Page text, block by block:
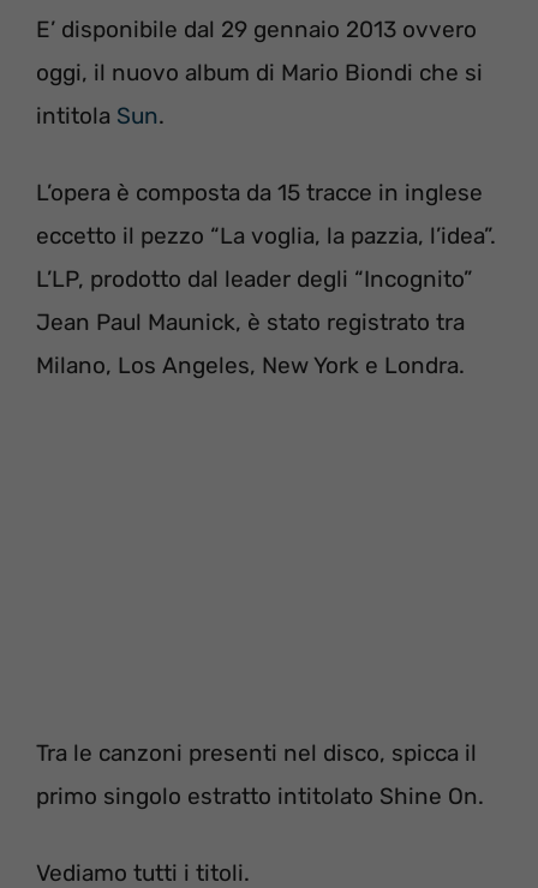
E’ disponibile dal 29 gennaio 2013 ovvero
oggi, il nuovo album di Mario Biondi che si
intitola Sun.
L’opera è composta da 15 tracce in inglese
eccetto il pezzo “La voglia, la pazzia, l’idea”.
L’LP, prodotto dal leader degli “Incognito”
Jean Paul Maunick, è stato registrato tra
Milano, Los Angeles, New York e Londra.
Tra le canzoni presenti nel disco, spicca il
primo singolo estratto intitolato Shine On.
Vediamo tutti i titoli.